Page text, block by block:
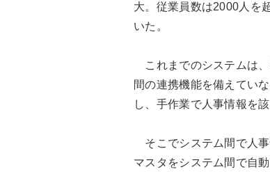
大。従業員数は2000人を
いた。
これまでのシステムは
間の連携機能を備えてい
し、手作業で人事情報を
そこでシステム間で人
マスタをシステム間で自